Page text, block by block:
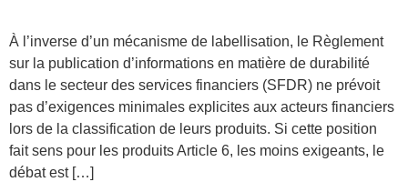
À l’inverse d’un mécanisme de labellisation, le Règlement
sur la publication d’informations en matière de durabilité
dans le secteur des services financiers (SFDR) ne prévoit
pas d’exigences minimales explicites aux acteurs financiers
lors de la classification de leurs produits. Si cette position
fait sens pour les produits Article 6, les moins exigeants, le
débat est […]